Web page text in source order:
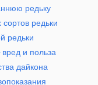
редьку
редьки
редьки
и польза
дайкона